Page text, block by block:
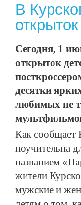
В
Сегодня, 1
открыток
десятки
любимых не
Как сообщает
поучительна
названием
жители
мужские и